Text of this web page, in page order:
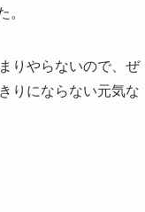
りやらないので、ぜ
りにならない元気な